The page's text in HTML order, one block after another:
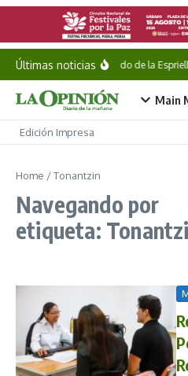
Saltar al contenido
Últimas noticiasAbelardo de la
Main
Edición Impresa
Home /Tonantzin
Navegando por
etiqueta: